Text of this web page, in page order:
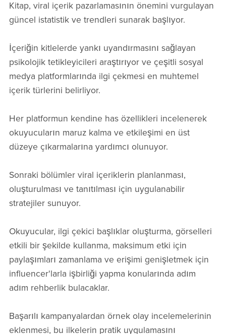
Kitap, viral içerik pazarlamasının önemini vurgulayan
güncel istatistik ve trendleri sunarak başlıyor.
İçeriğin kitlelerde yankı uyandırmasını sağlayan
psikolojik tetikleyicileri araştırıyor ve çeşitli sosyal
medya platformlarında ilgi çekmesi en muhtemel
içerik türlerini belirliyor.
Her platformun kendine has özellikleri incelenerek
okuyucuların maruz kalma ve etkileşimi en üst
düzeye çıkarmalarına yardımcı olunuyor.
Sonraki bölümler viral içeriklerin planlanması,
oluşturulması ve tanıtılması için uygulanabilir
stratejiler sunuyor.
Okuyucular, ilgi çekici başlıklar oluşturma, görselleri
etkili bir şekilde kullanma, maksimum etki için
paylaşımları zamanlama ve erişimi genişletmek için
influencer'larla işbirliği yapma konularında adım
adım rehberlik bulacaklar.
Başarılı kampanyalardan örnek olay incelemelerinin
eklenmesi, bu ilkelerin pratik uygulamasını